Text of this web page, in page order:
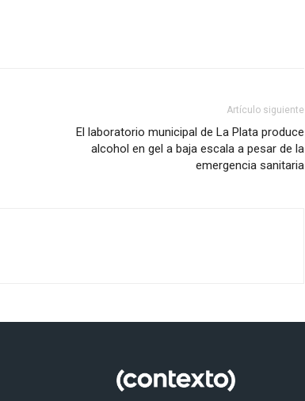
Artículo siguiente
El laboratorio municipal de La Plata produce
alcohol en gel a baja escala a pesar de la
emergencia sanitaria